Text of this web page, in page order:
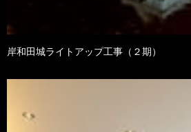
岸和田城ライトアップ工事（２期）